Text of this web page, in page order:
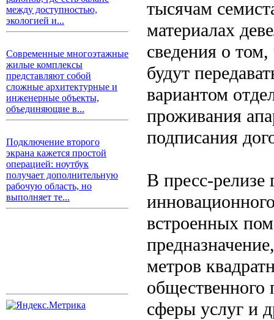
между доступностью,
экологией и...
Современные многоэтажные
жилые комплексы
представляют собой
сложные архитектурные и
инженерные объекты,
объединяющие в...
Подключение второго
экрана кажется простой
операцией: ноутбук
получает дополнительную
рабочую область, но
выполняет те...
тысячам
материалах
сведения о
будут
вариантом
проживания
подписания
В пресс-релизе
встроенных
метров
сферы услуг и